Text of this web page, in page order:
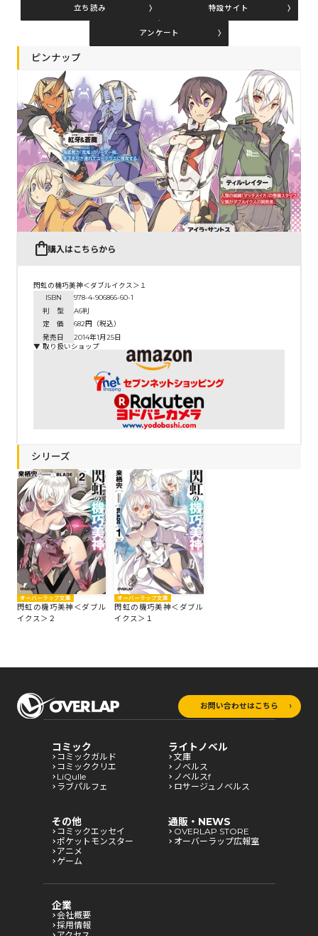
立ち読み 特設サイト
アンケート
ピンナップ
購入はこちらから
閃虹の機巧美神＜ダブルイクス＞１
ISBN
978-4-906866-60-1
判 型
A6判
定 価
682円（税込）
発売日
2014年1月25日
▼ 取り扱いショップ
シリーズ
オーバーラップ文庫
閃虹の機巧美神＜ダブル
イクス＞２
オーバーラップ文庫
閃虹の機巧美神＜ダブル
イクス＞１
お問い合わせはこちら
コミック
コミックガルド
コミッククリエ
LiQulle
ラブパルフェ
ライトノベル
文庫
ノベルス
ノベルスf
ロサージュノベルス
その他
コミックエッセイ
ポケットモンスター
アニメ
ゲーム
通販・NEWS
OVERLAP STORE
オーバーラップ広報室
企業
会社概要
採用情報